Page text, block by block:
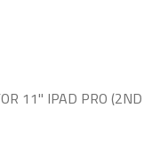
11" IPAD PRO (2ND